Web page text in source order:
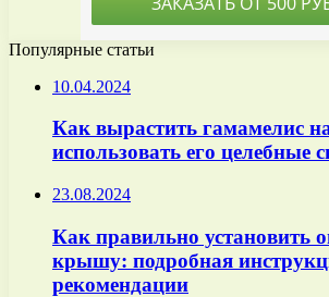
Популярные статьи
10.04.2024
Как вырастить гамамелис
использовать его целебные
23.08.2024
Как правильно установить
крышу: подробная
рекомендации